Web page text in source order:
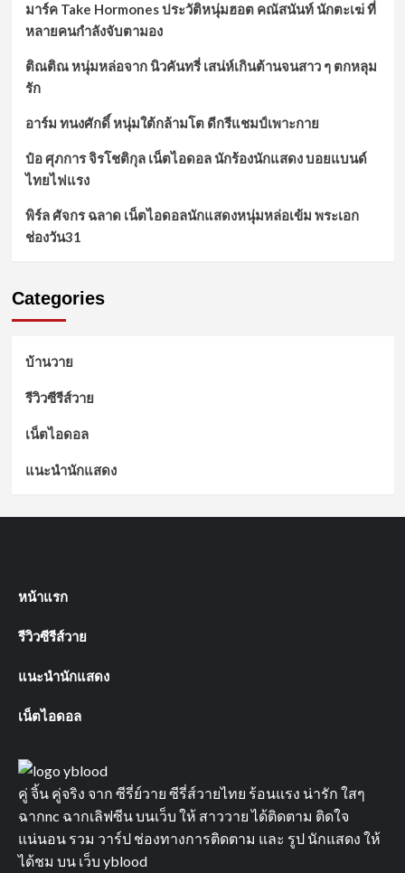
มาร์ค Take Hormones ประวัติหนุ่มฮอต คณัสนันท์ นักตะเฆ่ ที่
หลายคนกำลังจับตามอง
ติณติณ หนุ่มหล่อจาก นิวคันทรี่ เสน่ห์เกินต้านจนสาว ๆ ตกหลุม
รัก
อาร์ม ทนงศักดิ์ หนุ่มใต้กล้ามโต ดีกรีแชมป์เพาะกาย
ป๋อ ศุภการ จิรโชติกุล เน็ตไอดอล นักร้องนักแสดง บอยแบนด์
ไทยไฟแรง
พิร์ล ศัจกร ฉลาด เน็ตไอดอลนักแสดงหนุ่มหล่อเข้ม พระเอก
ช่องวัน31
Categories
บ้านวาย
รีวิวซีรีส์วาย
เน็ตไอดอล
แนะนำนักแสดง
หน้าแรก
รีวิวซีรีส์วาย
แนะนำนักแสดง
เน็ตไอดอล
คู่ จิ้น คู่จริง จาก ซีรี่ย์วาย ซีรี่ส์วายไทย ร้อนแรง น่ารัก ใสๆ
ฉากnc ฉากเลิฟซีน บนเว็บ ให้ สาววาย ได้ติดตาม ติดใจ
แน่นอน รวม วาร์ป ช่องทางการติดตาม และ รูป นักแสดง ให้
ได้ชม บน เว็บ yblood